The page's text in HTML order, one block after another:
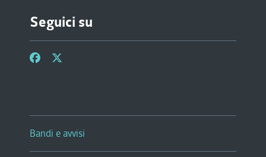
Seguici su
Bandi e avvisi